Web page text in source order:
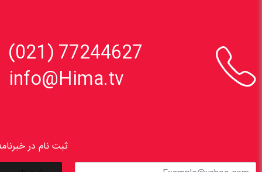

77244627 (021)
info@Hima.tv
ثبت نام در